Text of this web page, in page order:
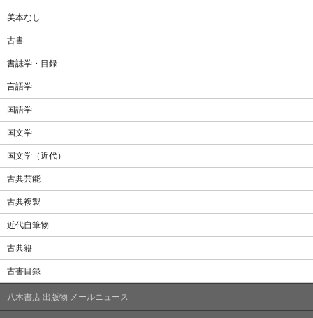
美本なし
古書
書誌学・目録
言語学
国語学
国文学
国文学（近代）
古典芸能
古典複製
近代自筆物
古典籍
古書目録
八木書店 出版物 メールニュース